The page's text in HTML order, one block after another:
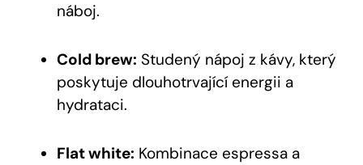
náboj.
Cold brew: Studený nápoj z kávy, který⁢
poskytuje dlouhotrvající energii a
⁢hydrataci.
Flat white: Kombinace espressa​ a